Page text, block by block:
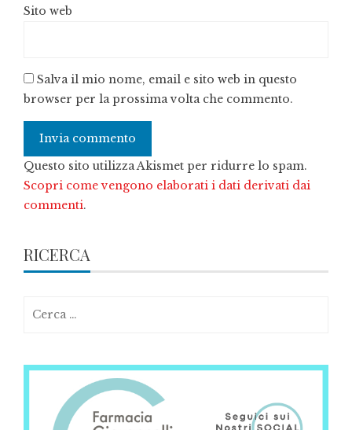
Sito web
Salva il mio nome, email e sito web in questo
browser per la prossima volta che commento.
Questo sito utilizza Akismet per ridurre lo spam.
Scopri come vengono elaborati i dati derivati dai
commenti.
RICERCA